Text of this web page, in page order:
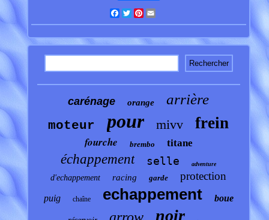
Facebook
TwitterPinterest
carénage orange arrière
moteur pour mivv frein
fourche brembo titane
échappement selle adventure
d'echappement racing garde protection
puig chaîne echappement boue
noir